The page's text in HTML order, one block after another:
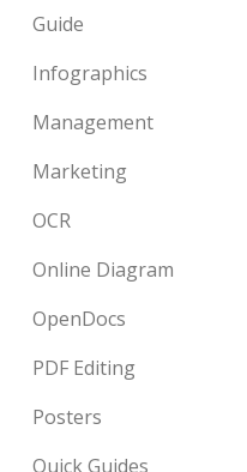
Guide
Infographics
Management
Marketing
OCR
Online Diagram
OpenDocs
PDF Editing
Posters
Quick Guides